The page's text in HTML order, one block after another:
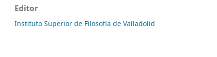
Editor
Instituto Superior de Filosofía de Valladolid